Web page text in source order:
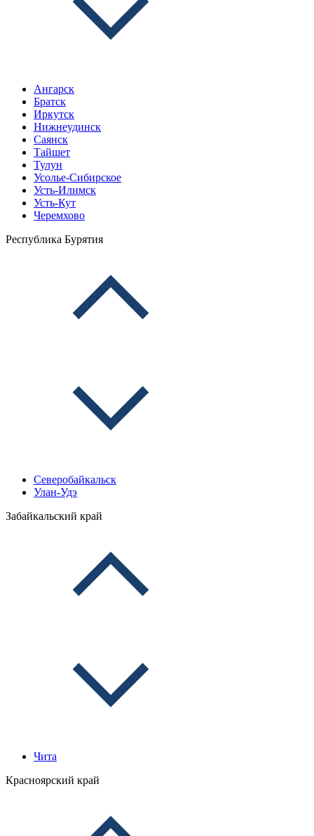
Ангарск
Братск
Иркутск
Нижнеудинск
Саянск
Тайшет
Тулун
Усолье-Сибирское
Усть-Илимск
Усть-Кут
Черемхово
Республика Бурятия
Северобайкальск
Улан-Удэ
Забайкальский край
Чита
Красноярский край